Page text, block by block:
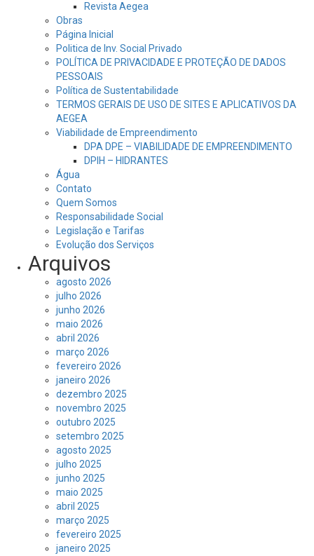
Revista Aegea
Obras
Página Inicial
Politica de Inv. Social Privado
POLÍTICA DE PRIVACIDADE E PROTEÇÃO DE DADOS
PESSOAIS
Política de Sustentabilidade
TERMOS GERAIS DE USO DE SITES E APLICATIVOS DA
AEGEA
Viabilidade de Empreendimento
DPA DPE – VIABILIDADE DE EMPREENDIMENTO
DPIH – HIDRANTES
Água
Contato
Quem Somos
Responsabilidade Social
Legislação e Tarifas
Evolução dos Serviços
Arquivos
agosto 2026
julho 2026
junho 2026
maio 2026
abril 2026
março 2026
fevereiro 2026
janeiro 2026
dezembro 2025
novembro 2025
outubro 2025
setembro 2025
agosto 2025
julho 2025
junho 2025
maio 2025
abril 2025
março 2025
fevereiro 2025
janeiro 2025